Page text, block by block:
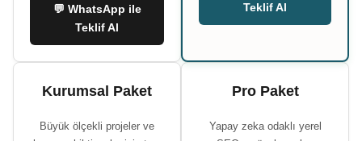
💬 WhatsApp ile
Teklif Al
Teklif Al
Kurumsal Paket
Büyük ölçekli projeler ve
Pro Paket
Yapay zeka odaklı yerel